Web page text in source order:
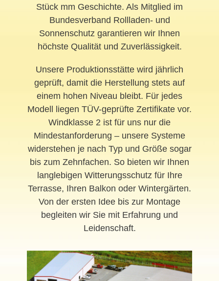
Stück mm Geschichte. Als Mitglied im
Bundesverband Rollladen- und
Sonnenschutz garantieren wir Ihnen
höchste Qualität und Zuverlässigkeit.
Unsere Produktionsstätte wird jährlich
geprüft, damit die Herstellung stets auf
einem hohen Niveau bleibt. Für jedes
Modell liegen TÜV-geprüfte Zertifikate vor.
Windklasse 2 ist für uns nur die
Mindestanforderung – unsere Systeme
widerstehen je nach Typ und Größe sogar
bis zum Zehnfachen. So bieten wir Ihnen
langlebigen Witterungsschutz für Ihre
Terrasse, Ihren Balkon oder Wintergärten.
Von der ersten Idee bis zur Montage
begleiten wir Sie mit Erfahrung und
Leidenschaft.